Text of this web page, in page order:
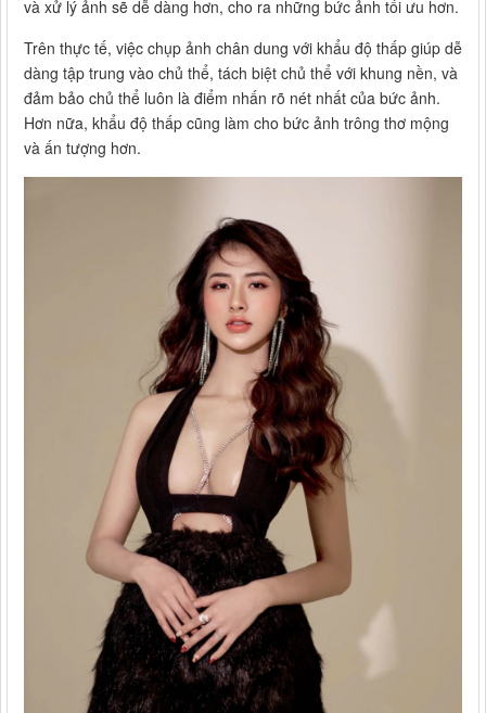
và xử lý ảnh sẽ dễ dàng hơn, cho ra những bức ảnh tối ưu hơn.
Trên thực tế, việc chụp ảnh chân dung với khẩu độ thấp giúp dễ
dàng tập trung vào chủ thể, tách biệt chủ thể với khung nền, và
đảm bảo chủ thể luôn là điểm nhấn rõ nét nhất của bức ảnh.
Hơn nữa, khẩu độ thấp cũng làm cho bức ảnh trông thơ mộng
và ấn tượng hơn.